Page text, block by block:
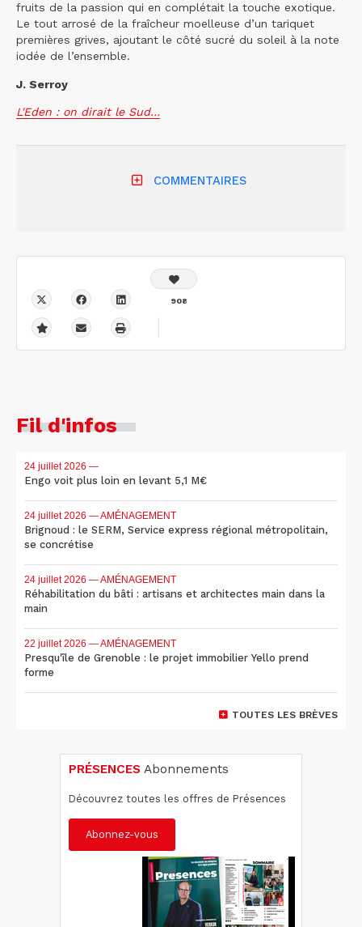
fruits de la passion qui en complétait la touche exotique.
Le tout arrosé de la fraîcheur moelleuse d’un tariquet
premières grives, ajoutant le côté sucré du soleil à la note
iodée de l’ensemble.
J. Serroy
L'Eden : on dirait le Sud…
COMMENTAIRES
908
Fil d'infos
24 juillet 2026 —
Engo voit plus loin en levant 5,1 M€
24 juillet 2026 — AMÉNAGEMENT
Brignoud : le SERM, Service express régional métropolitain,
se concrétise
24 juillet 2026 — AMÉNAGEMENT
Réhabilitation du bâti : artisans et architectes main dans la
main
22 juillet 2026 — AMÉNAGEMENT
Presqu'île de Grenoble : le projet immobilier Yello prend
forme
TOUTES LES BRÈVES
PRÉSENCES Abonnements
Découvrez toutes les offres de Présences
Abonnez-vous